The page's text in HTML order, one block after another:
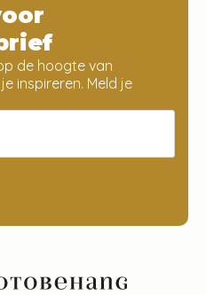
de hoogte van
inspireren. Meld je